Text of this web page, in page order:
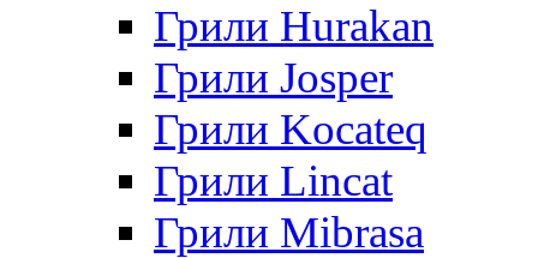
Грили Hurakan
Грили Josper
Грили Kocateq
Грили Lincat
Грили Mibrasa